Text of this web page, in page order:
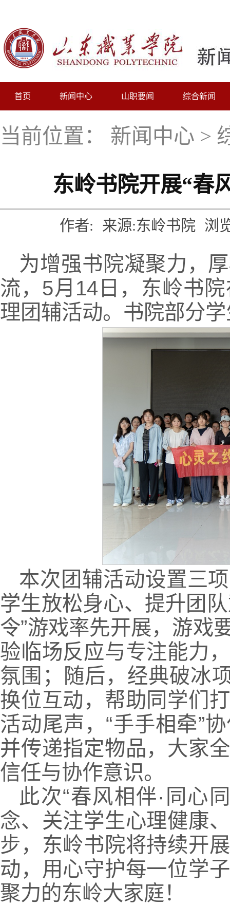
首页 新闻中心 山职要闻 综合新闻
当前位置： 新闻中心 >
东岭书院开展“春
作者: 来源:东岭书院 浏
为增强书院凝聚力，
流，5月14日，东岭书
理团辅活动。书院部分
本次团辅活动设置三
学生放松身心、提升团
令”游戏率先开展，游戏
验临场反应与专注能力
氛围；随后，经典破冰
换位互动，帮助同学们
活动尾声，“手手相牵”
并传递指定物品，大家
信任与协作意识。
此次“春风相伴·同心
念、关注学生心理健康
步，东岭书院将持续开
动，用心守护每一位学
聚力的东岭大家庭！